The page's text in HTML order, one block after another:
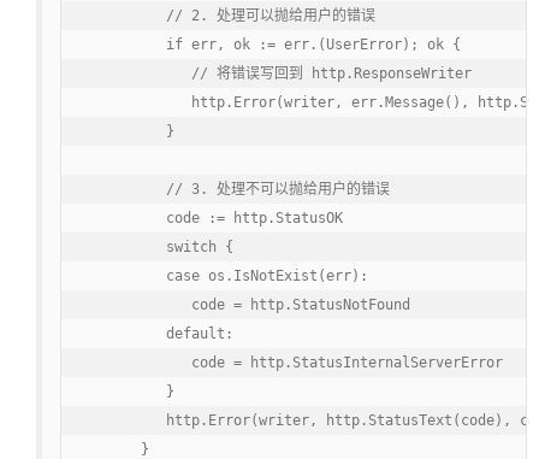
         // 2. 处理可以抛给用户的错误
         if err, ok := err.(UserError); ok {
            // 将错误写回到 http.ResponseWriter
http.Error(writer, err.Message(),
         }
         // 3. 处理不可以抛给用户的错误
         code := http.StatusOK
         switch {
         case os.IsNotExist(err):
            code = http.StatusNotFound
         default:
            code = http.StatusInternalServerError
         }
http.Error(writer, http.StatusText(code),
      }